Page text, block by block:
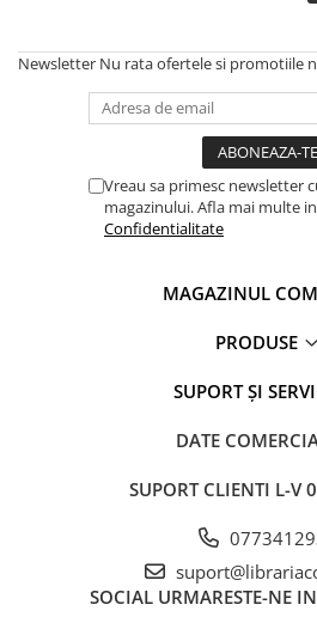
Newsletter Nu rata ofertele si promotiile
Vreau sa primesc newsletter
magazinului. Afla mai multe in
Confidentialitate
MAGAZINUL
PRODUSE
SUPORT ȘI
DATE
SUPORT CLIENTI L-V
SOCIAL URMARESTE-NE